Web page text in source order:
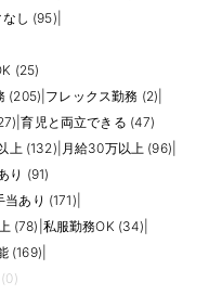
なし (95)
(25)
(205) フレックス勤務 (2)
|育児と両立できる (47)
上 (132) 月給30万以上 (96)
り (91)
当あり (171)
(78) 私服勤務OK (34)
(169)